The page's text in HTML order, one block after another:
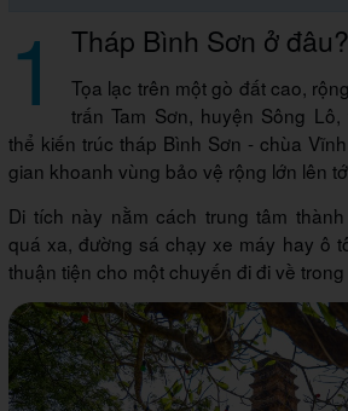
1 Tháp Bình Sơn ở đâu?
Tọa lạc trên một gò đất cao,
trấn Tam Sơn, huyện Sông
thể kiến trúc tháp Bình Sơn - chùa
gian khoanh vùng bảo vệ rộng lớn lên
Di tích này nằm cách trung tâm
quá xa, đường sá chạy xe máy hay ô
thuận tiện cho một chuyến đi đi về